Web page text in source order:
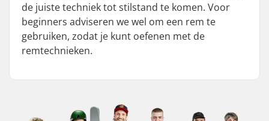
de juiste techniek tot stilstand te komen. Voor
beginners adviseren we wel om een rem te
gebruiken, zodat je kunt oefenen met de
remtechnieken.